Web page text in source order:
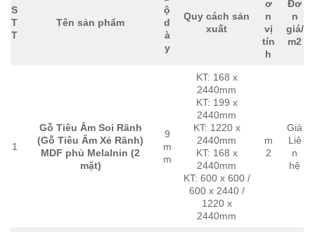
S
T
T
Tên sản phẩm
ộ
d
à
y
Quy cách sản
xuất
ơ
n
vị
tín
h
Đơ
n
giá/
m2
1
Gỗ Tiêu Âm Soi Rãnh
(Gỗ Tiêu Âm Xẻ Rãnh)
MDF phủ Melalnin (2
mặt)
9
m
m
KT: 168 x
2440mm
KT: 199 x
2440mm
KT: 1220 x
2440mm
KT: 168 x
2440mm
KT: 600 x 600 /
600 x 2440 /
1220 x
2440mm
m
2
Giá
Liê
n
hệ